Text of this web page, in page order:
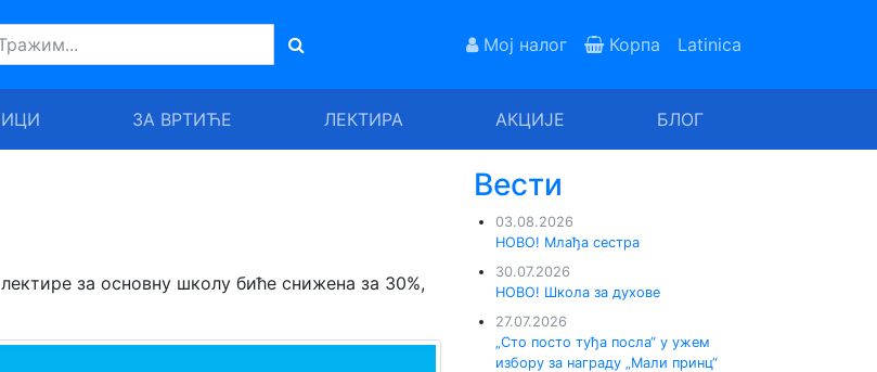
Мој налог Корпа Latinica
ЗА ВРТИЋЕ ЛЕКТИРА АКЦИЈЕ БЛОГ
за основну школу биће снижена за 30%,
Вести
03.08.2026
НОВО! Млађа сестра
30.07.2026
НОВО! Школа за духове
27.07.2026
„Сто посто туђа посла“ у ужем
избору за награду „Мали принц“